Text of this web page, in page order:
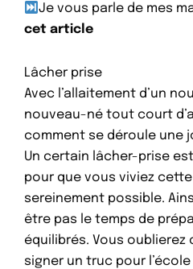
Je vous parle de mes
cet article
Lâcher prise
Avec l’allaitement d’un
nouveau-né tout court
comment se déroule une
Un certain lâcher-prise
pour que vous viviez
sereinement possible.
être pas le temps de
équilibrés. Vous
signer un truc pour